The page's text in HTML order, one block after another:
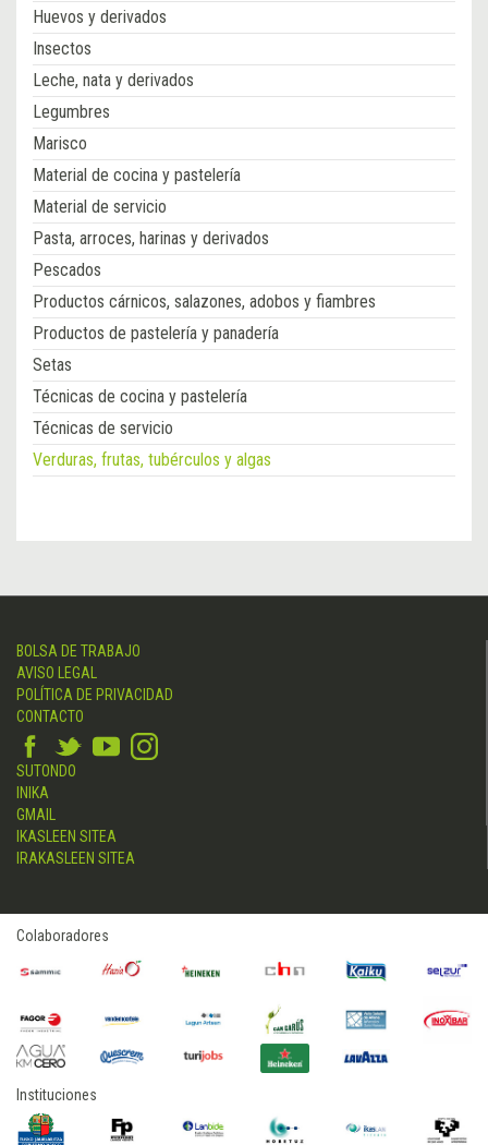
Huevos y derivados
Insectos
Leche, nata y derivados
Legumbres
Marisco
Material de cocina y pastelería
Material de servicio
Pasta, arroces, harinas y derivados
Pescados
Productos cárnicos, salazones, adobos y fiambres
Productos de pastelería y panadería
Setas
Técnicas de cocina y pastelería
Técnicas de servicio
Verduras, frutas, tubérculos y algas
BOLSA DE TRABAJO
AVISO LEGAL
POLÍTICA DE PRIVACIDAD
CONTACTO
SUTONDO
INIKA
GMAIL
IKASLEEN SITEA
IRAKASLEEN SITEA
Colaboradores
Instituciones